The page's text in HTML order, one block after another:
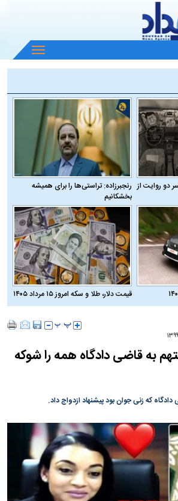
باز
و
منو
دو روایت از رنجبرزاده: تراستی‌ها را برای همیشه
بخشکانیم
قیمت دلار، طلا و سکه امروز ۱۵ مرداد ۱۴۰۵
به قاضی دادگاه همه را شوکه
که زنی جوان بود پیشنهاد ازدواج داد.